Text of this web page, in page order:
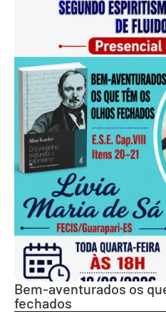
Bem-aventurados os
fechados